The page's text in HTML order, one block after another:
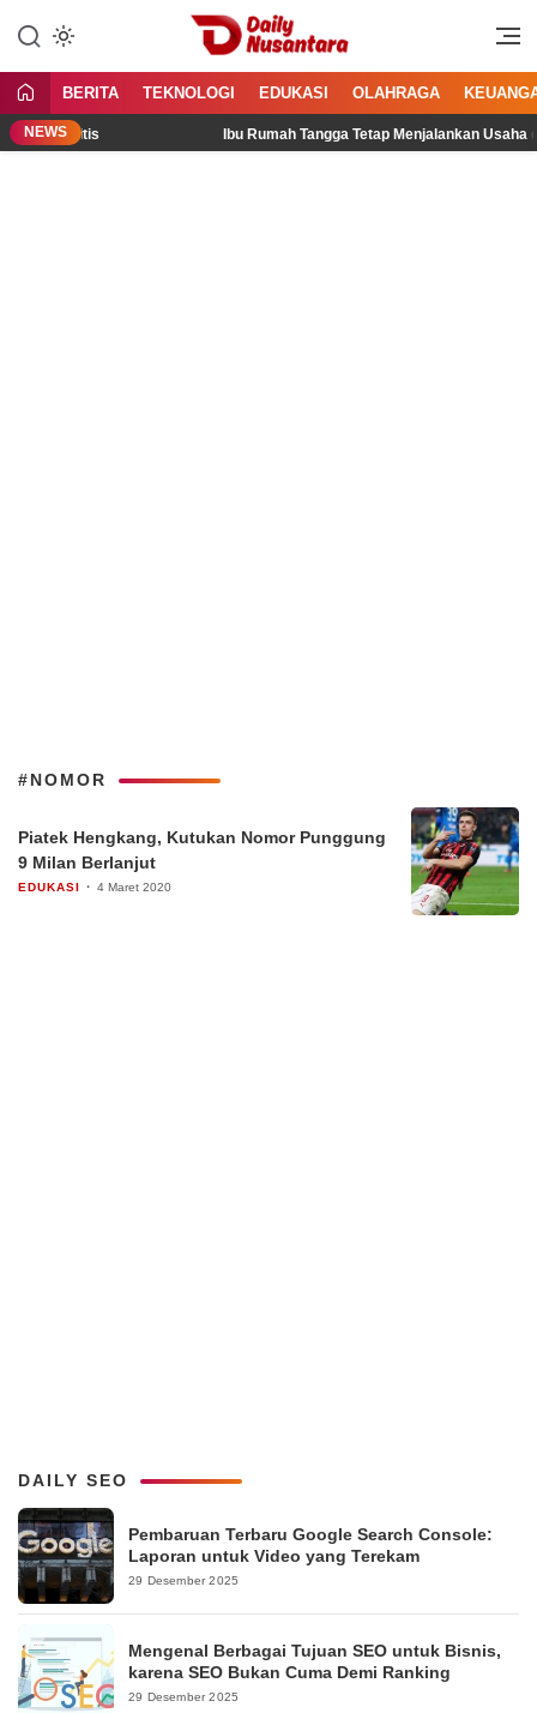
konten
Daily Nusantara
Menyajikan Fakta, Menginspirasi
BERITA TEKNOLOGI EDUKASI OLAHRAGA
NEWS
& Rhinitis Ibu Rumah Tangga Tetap Menjalankan Usaha
#NOMOR
Piatek Hengkang, Kutukan Nomor Punggung
9 Milan Berlanjut
EDUKASI 4 Maret 2020
DAILY SEO
Pembaruan Terbaru Google Search Console:
Laporan untuk Video yang Terekam
29 Desember 2025
Mengenal Berbagai Tujuan SEO untuk Bisnis,
karena SEO Bukan Cuma Demi Ranking
29 Desember 2025